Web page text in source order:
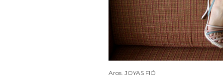
Aros. JOYAS FIÓ